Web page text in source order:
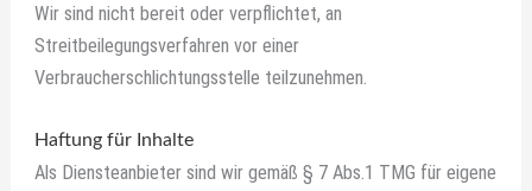
Wir sind nicht bereit oder verpflichtet, an
Streitbeilegungsverfahren vor einer
Verbraucherschlichtungsstelle teilzunehmen.
Haftung für Inhalte
Als Diensteanbieter sind wir gemäß § 7 Abs.1 TMG für eigene